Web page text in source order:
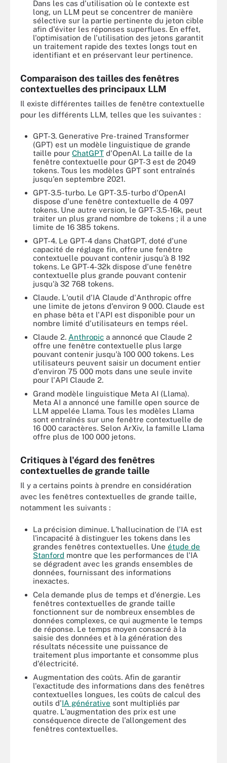
Dans les cas d'utilisation où le contexte est
long, un LLM peut se concentrer de manière
sélective sur la partie pertinente du jeton cible
afin d'éviter les réponses superflues. En effet,
l'optimisation de l'utilisation des jetons garantit
un traitement rapide des textes longs tout en
identifiant et en préservant leur pertinence.
Comparaison des tailles des fenêtres
contextuelles des principaux LLM
Il existe différentes tailles de fenêtre contextuelle
pour les différents LLM, telles que les suivantes :
GPT-3. Generative Pre-trained Transformer
(GPT) est un modèle linguistique de grande
taille pour ChatGPT d'OpenAI. La taille de la
fenêtre contextuelle pour GPT-3 est de 2049
tokens. Tous les modèles GPT sont entraînés
jusqu'en septembre 2021.
GPT-3.5-turbo. Le GPT-3.5-turbo d'OpenAI
dispose d'une fenêtre contextuelle de 4 097
tokens. Une autre version, le GPT-3.5-16k, peut
traiter un plus grand nombre de tokens ; il a une
limite de 16 385 tokens.
GPT-4. Le GPT-4 dans ChatGPT, doté d'une
capacité de réglage fin, offre une fenêtre
contextuelle pouvant contenir jusqu'à 8 192
tokens. Le GPT-4-32k dispose d'une fenêtre
contextuelle plus grande pouvant contenir
jusqu'à 32 768 tokens.
Claude. L'outil d'IA Claude d'Anthropic offre
une limite de jetons d'environ 9 000. Claude est
en phase bêta et l'API est disponible pour un
nombre limité d'utilisateurs en temps réel.
Claude 2. Anthropic a annoncé que Claude 2
offre une fenêtre contextuelle plus large
pouvant contenir jusqu'à 100 000 tokens. Les
utilisateurs peuvent saisir un document entier
d'environ 75 000 mots dans une seule invite
pour l'API Claude 2.
Grand modèle linguistique Meta AI (Llama).
Meta AI a annoncé une famille open source de
LLM appelée Llama. Tous les modèles Llama
sont entraînés sur une fenêtre contextuelle de
16 000 caractères. Selon ArXiv, la famille Llama
offre plus de 100 000 jetons.
Critiques à l'égard des fenêtres
contextuelles de grande taille
Il y a certains points à prendre en considération
avec les fenêtres contextuelles de grande taille,
notamment les suivants :
La précision diminue. L'hallucination de l'IA est
l'incapacité à distinguer les tokens dans les
grandes fenêtres contextuelles. Une étude de
Stanford montre que les performances de l'IA
se dégradent avec les grands ensembles de
données, fournissant des informations
inexactes.
Cela demande plus de temps et d'énergie. Les
fenêtres contextuelles de grande taille
fonctionnent sur de nombreux ensembles de
données complexes, ce qui augmente le temps
de réponse. Le temps moyen consacré à la
saisie des données et à la génération des
résultats nécessite une puissance de
traitement plus importante et consomme plus
d'électricité.
Augmentation des coûts. Afin de garantir
l'exactitude des informations dans des fenêtres
contextuelles longues, les coûts de calcul des
outils d'IA générative sont multipliés par
quatre. L'augmentation des prix est une
conséquence directe de l'allongement des
fenêtres contextuelles.